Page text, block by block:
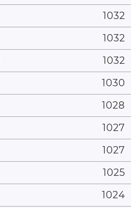
1032
1032
1032
1030
1028
1027
1027
1025
1024